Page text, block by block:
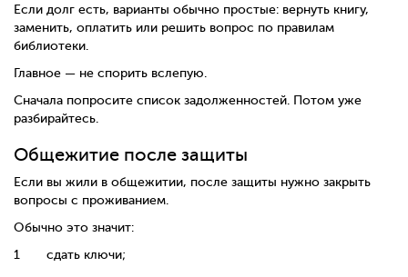
Если долг есть, варианты обычно простые: вернуть книгу,
заменить, оплатить или решить вопрос по правилам
библиотеки.
Главное — не спорить вслепую.
Сначала попросите список задолженностей. Потом уже
разбирайтесь.
Общежитие после защиты
Если вы жили в общежитии, после защиты нужно закрыть
вопросы с проживанием.
Обычно это значит:
сдать ключи;